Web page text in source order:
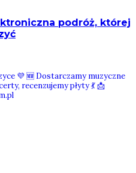
podróż, której
💜 🆕 Dostarczamy muzyczne
recenzujemy płyty 💃📩